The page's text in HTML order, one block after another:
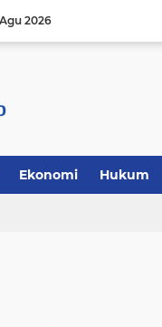
2026
Ekonomi Hukum